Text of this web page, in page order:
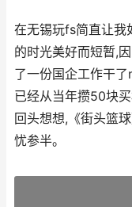
在无锡玩fs简直让我
的时光美好而短暂,
了一份国企工作干
已经从当年攒50块
回头想想,《街头篮
忧参半。